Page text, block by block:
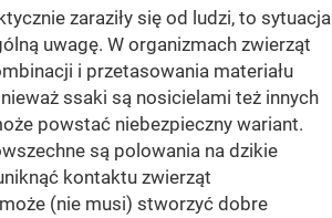
zaraziły się od ludzi, to sytuacja
uwagę. W organizmach zwierząt
i przetasowania materiału
ssaki są nosicielami też innych
powstać niebezpieczny wariant.
są polowania na dzikie
kontaktu zwierząt
(nie musi) stworzyć dobre